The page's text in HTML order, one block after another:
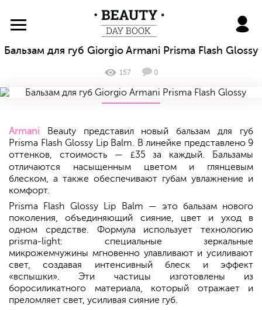
BeautyDayBook
Бальзам для губ Giorgio Armani Prisma Flash Glossy
157 0
Armani Beauty представил новый бальзам для губ
Prisma Flash Glossy Lip Balm. В линейке представлено 9
оттенков, стоимость —
£35 за каждый. Бальзамы
отличаются насыщенным цветом и глянцевым
блеском, а также обеспечивают губам увлажнение и
комфорт.
Prisma Flash Glossy Lip Balm — это бальзам нового
поколения, объединяющий сияние, цвет и уход в
одном средстве. Формула использует технологию
prisma-light: специальные зеркальные
микрожемчужины мгновенно улавливают и усиливают
свет, создавая интенсивный блеск и эффект
«вспышки». Эти частицы изготовлены из
боросиликатного материала, который отражает и
преломляет свет, усиливая сияние губ.